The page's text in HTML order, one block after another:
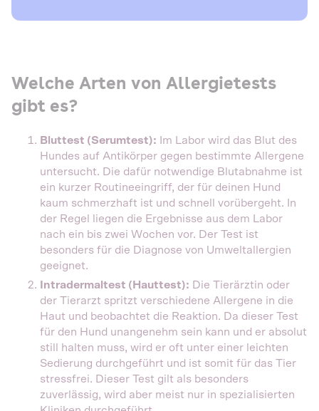
Welche Arten von Allergietests
gibt es?
Bluttest (Serumtest): Im Labor wird das Blut des
Hundes auf Antikörper gegen bestimmte Allergene
untersucht. Die dafür notwendige Blutabnahme ist
ein kurzer Routineeingriff, der für deinen Hund
kaum schmerzhaft ist und schnell vorübergeht. In
der Regel liegen die Ergebnisse aus dem Labor
nach ein bis zwei Wochen vor. Der Test ist
besonders für die Diagnose von Umweltallergien
geeignet.
Intradermaltest (Hauttest): Die Tierärztin oder
der Tierarzt spritzt verschiedene Allergene in die
Haut und beobachtet die Reaktion. Da dieser Test
für den Hund unangenehm sein kann und er absolut
still halten muss, wird er oft unter einer leichten
Sedierung durchgeführt und ist somit für das Tier
stressfrei. Dieser Test gilt als besonders
zuverlässig, wird aber meist nur in spezialisierten